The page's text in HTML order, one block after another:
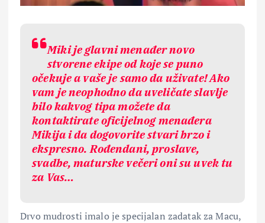
Miki je glavni menađer novo
stvorene ekipe od koje se puno
očekuje a vaše je samo da uživate! Ako
vam je neophodno da uveličate slavlje
bilo kakvog tipa možete da
kontaktirate oficijelnog menađera
Mikija i da dogovorite stvari brzo i
ekspresno. Rođendani, proslave,
svadbe, maturske večeri oni su uvek tu
za Vas…
Drvo mudrosti imalo je specijalan zadatak za Macu,